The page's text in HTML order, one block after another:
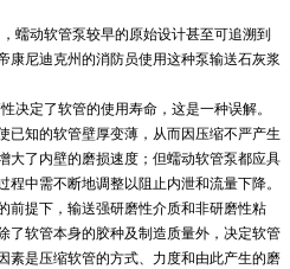
蠕动软管泵较早的原始设计甚至可追溯到
康尼迪克州的消防员使用这种泵输送石灰浆
决定了软管的使用寿命，这是一种误解。
已知的软管壁厚变薄，从而因压缩不严产生
大了内壁的磨损速度；但蠕动软管泵都应具
中需不断地调整以阻止内泄和流量下降。
前提下，输送强研磨性介质和非研磨性粘
了软管本身的胶种及制造质量外，决定软管
素是压缩软管的方式、力度和由此产生的磨